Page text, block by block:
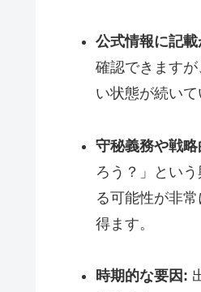
公式情報に記
確認できます
い状態が続いて
守秘義務や戦
ろう？」とい
る可能性が非
得ます。
時期的な要因: